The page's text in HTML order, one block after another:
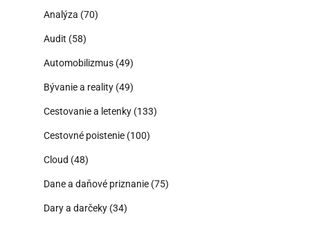
Analýza (70)
Audit (58)
Automobilizmus (49)
Bývanie a reality (49)
Cestovanie a letenky (133)
Cestovné poistenie (100)
Cloud (48)
Dane a daňové priznanie (75)
Dary a darčeky (34)